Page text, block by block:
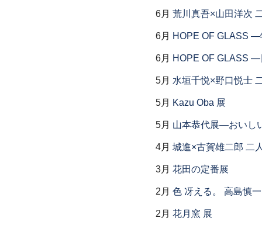
6月 荒川真吾×山田洋次
6月 HOPE OF GLASS
6月 HOPE OF GLASS
5月 水垣千悦×野口悦士
5月 Kazu Oba 展
5月 山本恭代展―おいし
4月 城進×古賀雄二郎 二
3月 花田の定番展
2月 色 冴える。 高島慎
2月 花月窯 展